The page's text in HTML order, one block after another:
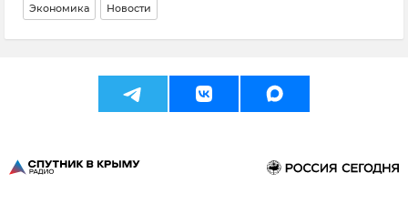
Экономика Новости